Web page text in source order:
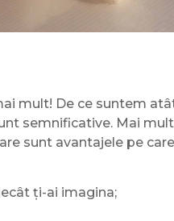
mult! De ce suntem
semnificative. Mai
sunt avantajele pe
ți-ai imagina;